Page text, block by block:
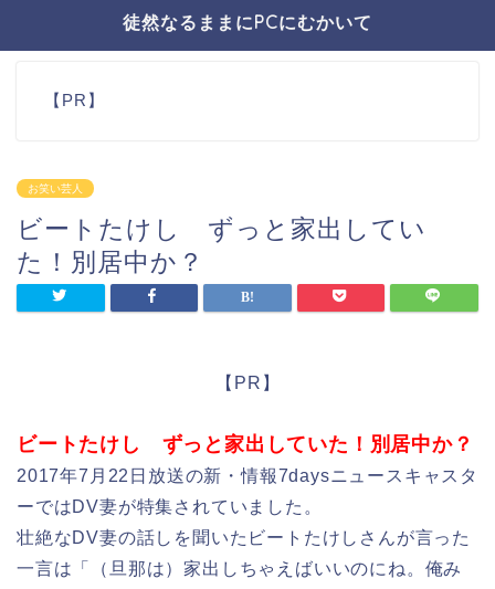
徒然なるままにPCにむかいて
【PR】
お笑い芸人
ビートたけし ずっと家出してい
た！別居中か？
【PR】
ビートたけし ずっと家出していた！別居中か？
2017年7月22日放送の新・情報7daysニュースキャスタ
ーではDV妻が特集されていました。
壮絶なDV妻の話しを聞いたビートたけしさんが言った
一言は「（旦那は）家出しちゃえばいいのにね。俺み